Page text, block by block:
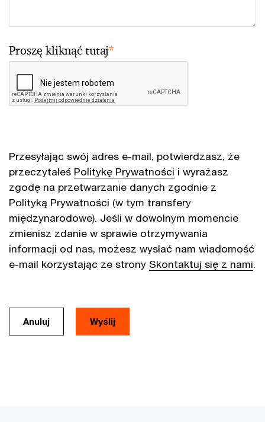
Proszę kliknąć tutaj*
Przesyłając swój adres e-mail, potwierdzasz, że
przeczytałeś Politykę Prywatności i wyrażasz
zgodę na przetwarzanie danych zgodnie z
Polityką Prywatności (w tym transfery
międzynarodowe). Jeśli w dowolnym momencie
zmienisz zdanie w sprawie otrzymywania
informacji od nas, możesz wysłać nam wiadomość
e-mail korzystając ze strony Skontaktuj się z nami.
Anuluj